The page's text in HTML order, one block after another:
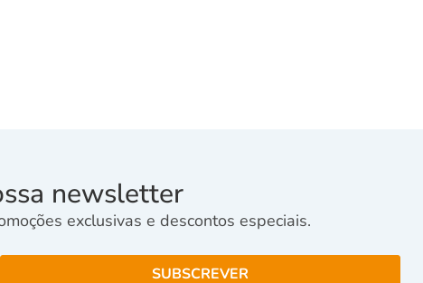
newsletter
exclusivas e descontos especiais.